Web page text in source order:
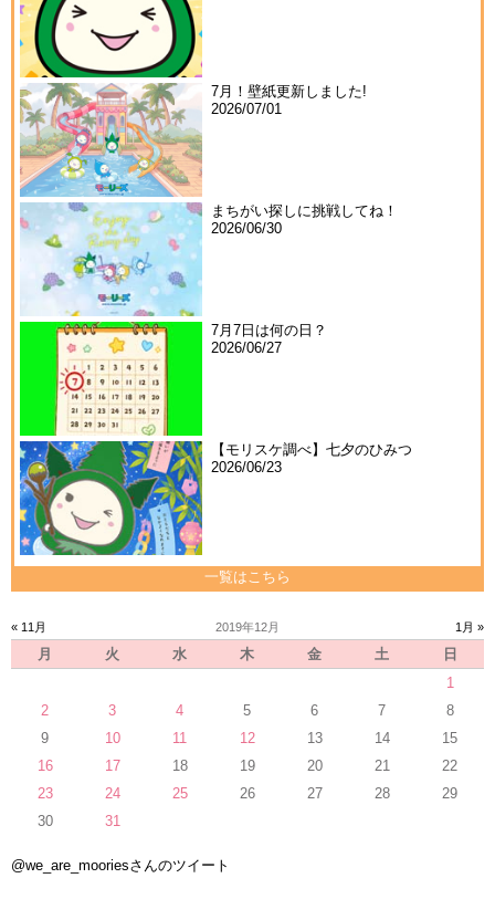
7月！壁紙更新しました!
2026/07/01
まちがい探しに挑戦してね！
2026/06/30
7月7日は何の日？
2026/06/27
【モリスケ調べ】七夕のひみつ
2026/06/23
一覧はこちら
« 11月 2019年12月 1月 »
月 火 水 木 金 土
日
1
2
3 4 5 6 7
8
9
10 11 12 13 14
15
16
17 18 19 20 21
22
23
24 25 26 27 28
29
30
31
@we_are_mooriesさんのツイート